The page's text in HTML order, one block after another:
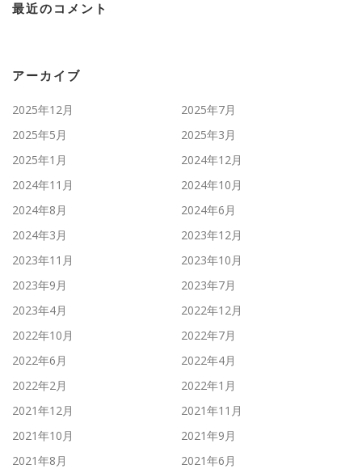
最近のコメント
アーカイブ
2025年12月
2025年7月
2025年5月
2025年3月
2025年1月
2024年12月
2024年11月
2024年10月
2024年8月
2024年6月
2024年3月
2023年12月
2023年11月
2023年10月
2023年9月
2023年7月
2023年4月
2022年12月
2022年10月
2022年7月
2022年6月
2022年4月
2022年2月
2022年1月
2021年12月
2021年11月
2021年10月
2021年9月
2021年8月
2021年6月